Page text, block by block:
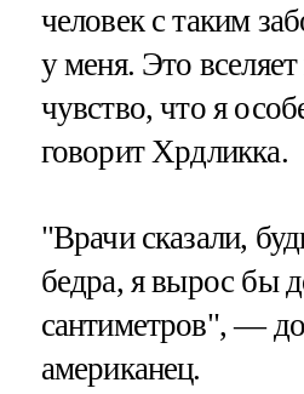
человек с таким
у меня. Это
чувство, что я
говорит Хрдликка.
"Врачи сказали,
бедра, я вырос бы
сантиметров", —
американец.